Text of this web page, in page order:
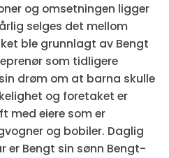
og omsetningen ligger
selges det mellom
ble grunnlagt av Bengt
som tidligere
drøm om at barna skulle
og foretaket er
med eiere som er
og bobiler. Daglig
er Bengt sin sønn Bengt-